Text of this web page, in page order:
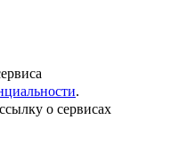
.
о сервисах